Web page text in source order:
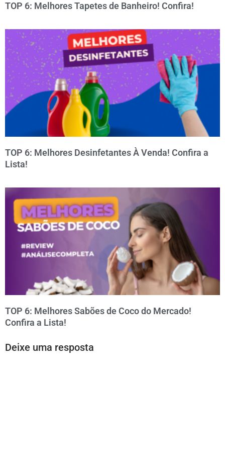
TOP 6: Melhores Tapetes de Banheiro! Confira!
TOP 6: Melhores Desinfetantes À Venda! Confira a
Lista!
TOP 6: Melhores Sabões de Coco do Mercado!
Confira a Lista!
Deixe uma resposta